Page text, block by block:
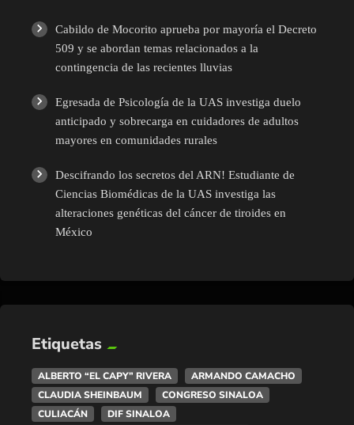
Cabildo de Mocorito aprueba por mayoría el Decreto
509 y se abordan temas relacionados a la
contingencia de las recientes lluvias
Egresada de Psicología de la UAS investiga duelo
anticipado y sobrecarga en cuidadores de adultos
mayores en comunidades rurales
Descifrando los secretos del ARN! Estudiante de
Ciencias Biomédicas de la UAS investiga las
alteraciones genéticas del cáncer de tiroides en
México
Etiquetas
ALBERTO “EL CAPY” RIVERA
ARMANDO CAMACHO
CLAUDIA SHEINBAUM
CONGRESO SINALOA
CULIACÁN
DIF SINALOA